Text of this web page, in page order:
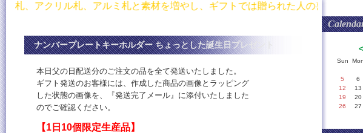
プは木札、アクリル札、アルミ札と素材を増やし、ギフトでは
ナンバープレートキーホルダー ちょっとした誕生日プレゼント
本日父の日配送分のご注文の品を全て発送いたしました。
ギフト発送のお客様には、作成した商品の画像とラッピング
した状態の画像を、『発送完了メール』に添付いたしました
のでご確認ください。
【1日10個限定生産品】
Sun
5
6
12
13
19
20
26
27